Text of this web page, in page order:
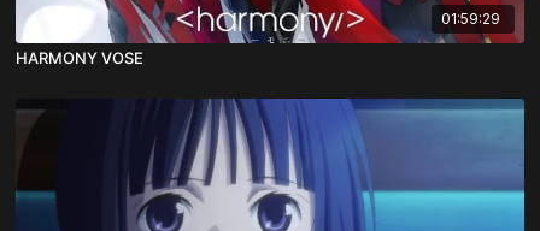
01:59:29
HARMONY VOSE